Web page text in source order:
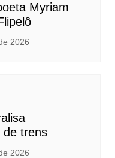
Myriam
2026
de trens
2026